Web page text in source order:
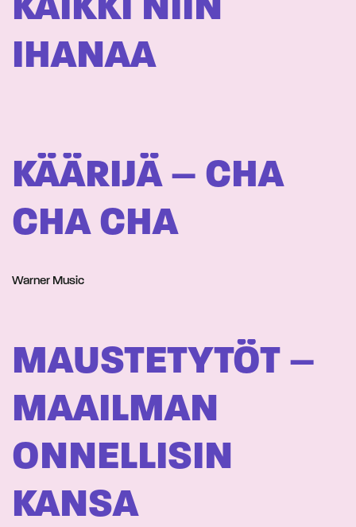
KAIKKI NIIN
IHANAA
KÄÄRIJÄ – CHA
CHA CHA
Warner Music
MAUSTETYTÖT –
MAAILMAN
ONNELLISIN
KANSA